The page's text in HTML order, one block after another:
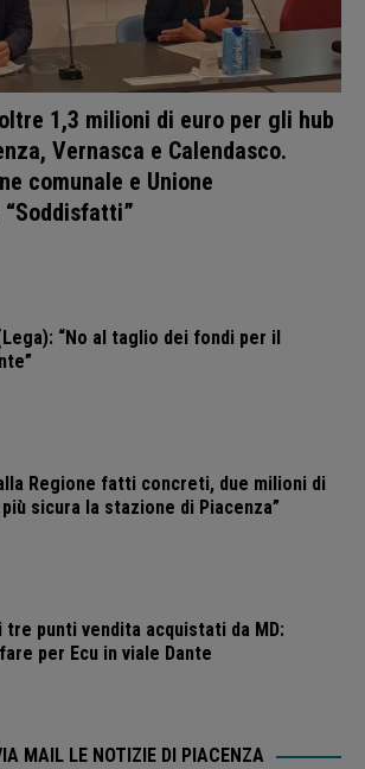
1,3 milioni di euro per gli hub
Vernasca e Calendasco.
comunale e Unione
“No al taglio dei fondi per il
Regione fatti concreti, due milioni di
sicura la stazione di Piacenza”
tre punti vendita acquistati da MD:
per Ecu in viale Dante
MAIL LE NOTIZIE DI PIACENZA